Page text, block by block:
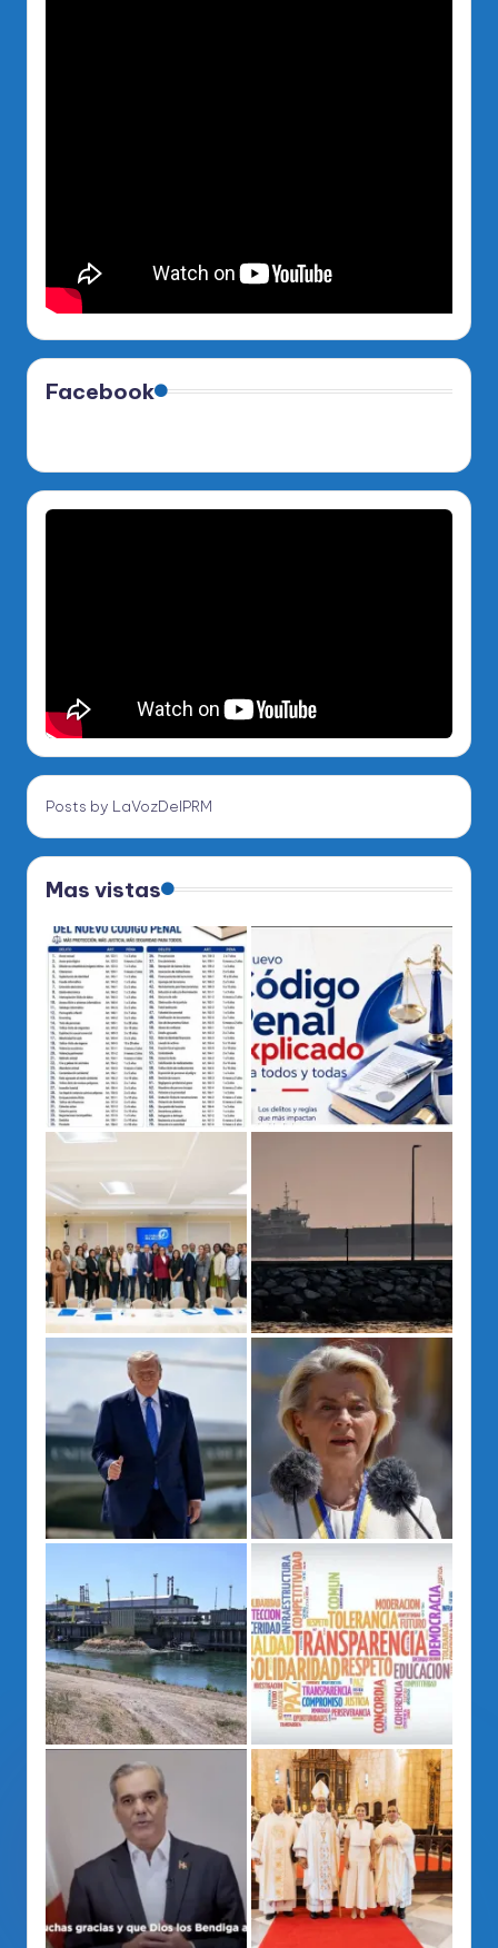
Facebook
Posts by LaVozDelPRM
Mas vistas